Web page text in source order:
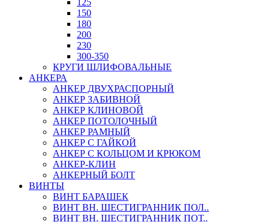
125
150
180
200
230
300-350
КРУГИ ШЛИФОВАЛЬНЫЕ
АНКЕРА
АНКЕР ДВУХРАСПОРНЫЙ
АНКЕР ЗАБИВНОЙ
АНКЕР КЛИНОВОЙ
АНКЕР ПОТОЛОЧНЫЙ
АНКЕР РАМНЫЙ
АНКЕР С ГАЙКОЙ
АНКЕР С КОЛЬЦОМ И КРЮКОМ
АНКЕР-КЛИН
АНКЕРНЫЙ БОЛТ
ВИНТЫ
ВИНТ БАРАШЕК
ВИНТ ВН. ШЕСТИГРАННИК ПОЛ..
ВИНТ ВН. ШЕСТИГРАННИК ПОТ..